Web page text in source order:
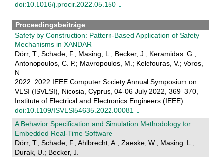
doi:10.1016/j.procir.2022.05.150
Proceedingsbeiträge
Safety by Construction: Pattern-Based Application of Safety
Mechanisms in XANDAR
Dörr, T.; Schade, F.; Masing, L.; Becker, J.; Keramidas, G.;
Antonopoulos, C. P.; Mavropoulos, M.; Kelefouras, V.; Voros,
N.
2022. 2022 IEEE Computer Society Annual Symposium on
VLSI (ISVLSI), Nicosia, Cyprus, 04-06 July 2022, 369–370,
Institute of Electrical and Electronics Engineers (IEEE).
doi:10.1109/ISVLSI54635.2022.00081
A Behavior Specification and Simulation Methodology for
Embedded Real-Time Software
Dörr, T.; Schade, F.; Ahlbrecht, A.; Zaeske, W.; Masing, L.;
Durak, U.; Becker, J.